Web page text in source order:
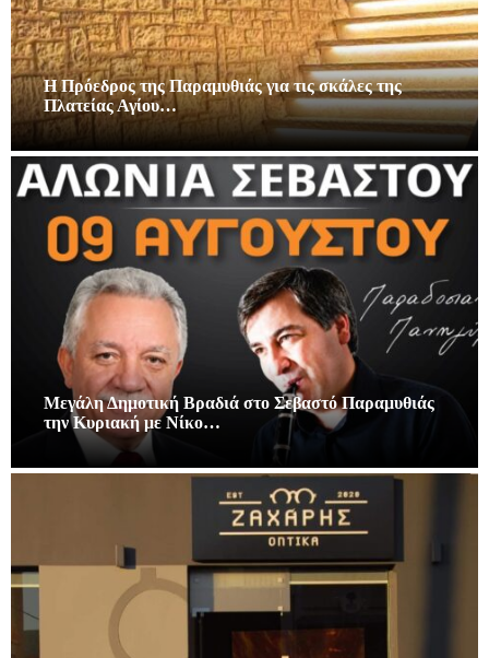
Η Πρόεδρος της Παραμυθιάς για τις σκάλες της
Πλατείας Αγίου…
Μεγάλη Δημοτική Βραδιά στο Σεβαστό Παραμυθιάς
την Κυριακή με Νίκο…